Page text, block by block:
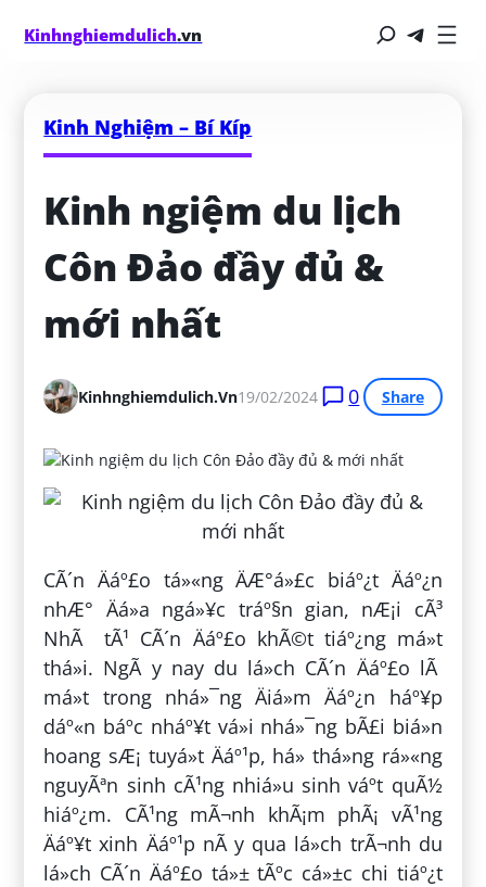
Kinhnghiemdulich.vn
Kinh Nghiệm – Bí Kíp
Kinh ngiệm du lịch
Côn Đảo đầy đủ &
mới nhất
Kinhnghiemdulich.vn19/02/2024 0 Share
CÃ´n Äáº£o tá»«ng ÄÆ°á»£c biáº¿t Äáº¿n
nhÆ° Äá»a ngá»¥c tráº§n gian, nÆ¡i cÃ³
NhÃ tÃ¹ CÃ´n Äáº£o khÃ©t tiáº¿ng má»t
thá»i. NgÃ y nay du lá»ch CÃ´n Äáº£o lÃ
má»t trong nhá»¯ng Äiá»m Äáº¿n háº¥p
dáº«n báº­c nháº¥t vá»i nhá»¯ng bÃ£i biá»n
hoang sÆ¡ tuyá»t Äáº¹p, há» thá»ng rá»«ng
nguyÃªn sinh cÃ¹ng nhiá»u sinh váº­t quÃ½
hiáº¿m. CÃ¹ng mÃ¬nh khÃ¡m phÃ¡ vÃ¹ng
Äáº¥t xinh Äáº¹p nÃ y qua lá»ch trÃ¬nh du
lá»ch CÃ´n Äáº£o tá»± tÃºc cá»±c chi tiáº¿t